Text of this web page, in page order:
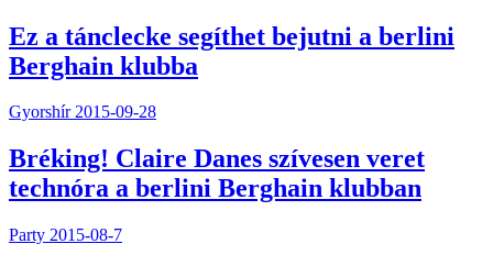
Ez a tánclecke segíthet bejutni a berlini
Berghain klubba
Gyorshír 2015-09-28
Bréking! Claire Danes szívesen veret
technóra a berlini Berghain klubban
Party 2015-08-7